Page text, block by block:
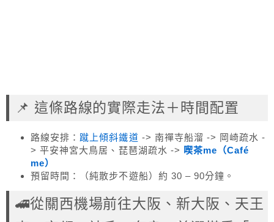
📌 這條路線的實際走法＋時間配置
路線安排： 蹴上傾斜鐵道 -> 南禪寺船溜 -> 岡崎疏水 -
> 平安神宮大鳥居、琵琶湖疏水 -> 喫茶me（Café
me）
預留時間：（純散步不遊船）約 30 – 90分鐘。
🚄從關西機場前往大阪、新大阪、天王